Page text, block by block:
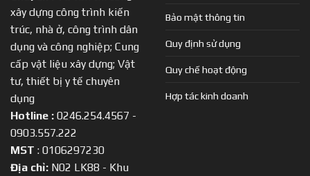
xây dựng công trình kiến
trúc, nhà ở, công trình dân
dụng và công nghiệp; Cung
cấp vật liệu xây dựng; Vật
tư, thiết bị y tế chuyên
dụng
Hotline : 0246.254.4567 -
0903.557.222
MST : 0106297230
Địa chỉ: N02 LK88 - Khu
Bảo mật thông tin
Quy định sử dụng
Quy chế hoạt động
Hợp tác kinh doanh